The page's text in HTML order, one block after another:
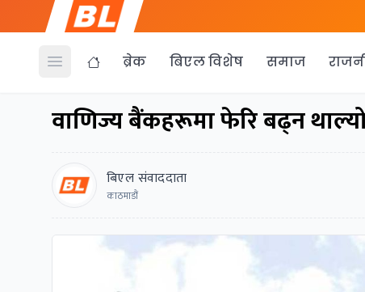
Open menu ब्रेक बिएल विशेष समाज
वाणिज्य बैंकहरूमा फेरि बढ्न
बिएल संवाददाता
काठमाडौं